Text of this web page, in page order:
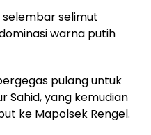
selimut
warna putih
pulang untuk
Sahid, yang kemudian
ke Mapolsek Rengel.